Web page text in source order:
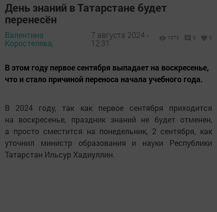
День знаний в Татарстане будет
перенесён
Валентина
Коростелева,
7 августа 2024 -
12:31
1073 0 0
В этом году первое сентября выпадает на воскресенье,
что и стало причиной переноса начала учебного года.
В 2024 году, так как первое сентября приходится
на воскресенье, праздник знаний не будет отменен,
а просто сместится на понедельник, 2 сентября, как
уточнил министр образования и науки Республики
Татарстан Ильсур Хадиуллин.